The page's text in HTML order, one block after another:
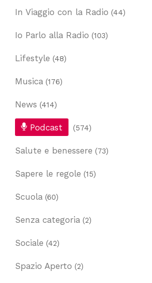
In Viaggio con la Radio (44)
Io Parlo alla Radio (103)
Lifestyle (48)
Musica (176)
News (414)
Podcast (574)
Salute e benessere (73)
Sapere le regole (15)
Scuola (60)
Senza categoria (2)
Sociale (42)
Spazio Aperto (2)